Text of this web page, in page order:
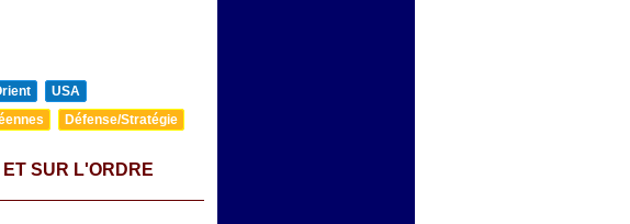
USA
Défense/Stratégie
SUR L'ORDRE